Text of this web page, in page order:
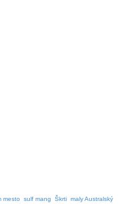
mesto sulf mang Škrti maly Australský